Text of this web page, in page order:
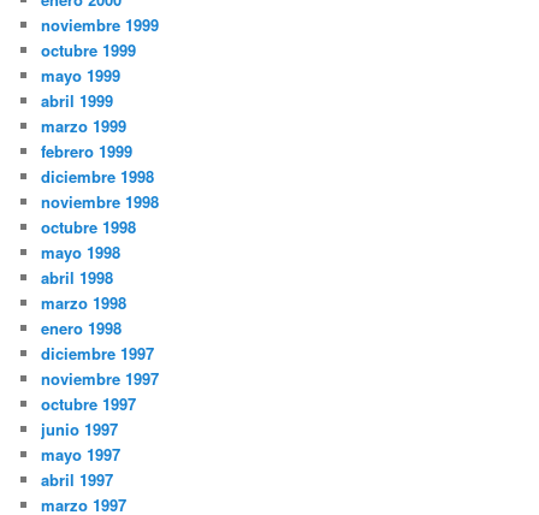
noviembre 1999
octubre 1999
mayo 1999
abril 1999
marzo 1999
febrero 1999
diciembre 1998
noviembre 1998
octubre 1998
mayo 1998
abril 1998
marzo 1998
enero 1998
diciembre 1997
noviembre 1997
octubre 1997
junio 1997
mayo 1997
abril 1997
marzo 1997